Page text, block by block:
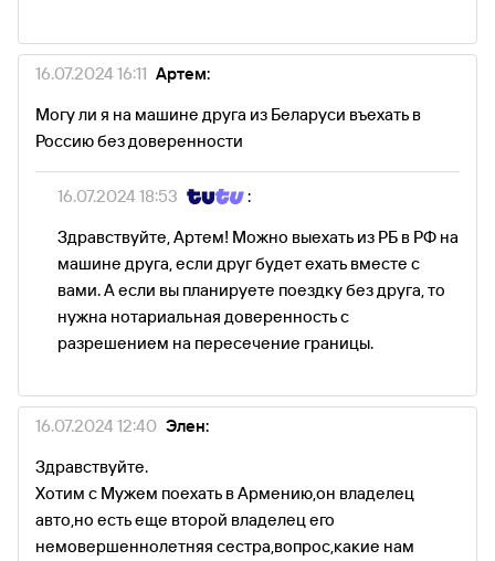
16.07.2024 16:11 Артем:
Могу ли я на машине друга из Беларуси въехать в
Россию без доверенности
16.07.2024 18:53
:
Здравствуйте, Артем! Можно выехать из РБ в РФ на
машине друга, если друг будет ехать вместе с
вами. А если вы планируете поездку без друга, то
нужна нотариальная доверенность с
разрешением на пересечение границы.
16.07.2024 12:40 Элен:
Здравствуйте.
Хотим с Мужем поехать в Армению,он владелец
авто,но есть еще второй владелец его
немовершеннолетняя сестра,вопрос,какие нам